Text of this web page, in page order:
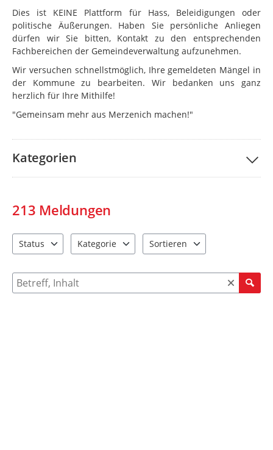
Dies ist KEINE Plattform für Hass, Beleidigungen oder
politische Äußerungen. Haben Sie persönliche Anliegen
dürfen wir Sie bitten, Kontakt zu den entsprechenden
Fachbereichen der Gemeindeverwaltung aufzunehmen.
Wir versuchen schnellstmöglich, Ihre gemeldeten Mängel in
der Kommune zu bearbeiten. Wir bedanken uns ganz
herzlich für Ihre Mithilfe!
"Gemeinsam mehr aus Merzenich machen!"
Kategorien
213 Meldungen
Status
Kategorie
Sortieren
Suche nach Meldungen und Kommentaren